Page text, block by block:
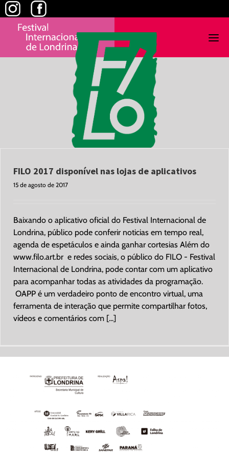
Skip
to
content
FILO 2017 disponível nas lojas de aplicativos
15 de agosto de 2017
Baixando o aplicativo oficial do Festival Internacional de
Londrina, público pode conferir noticias em tempo real,
agenda de espetáculos e ainda ganhar cortesias Além do
www.filo.art.br e redes sociais, o público do FILO - Festival
Internacional de Londrina, pode contar com um aplicativo
para acompanhar todas as atividades da programação.
OAPP é um verdadeiro ponto de encontro virtual, uma
ferramenta de interação que permite compartilhar fotos,
vídeos e comentários com [...]